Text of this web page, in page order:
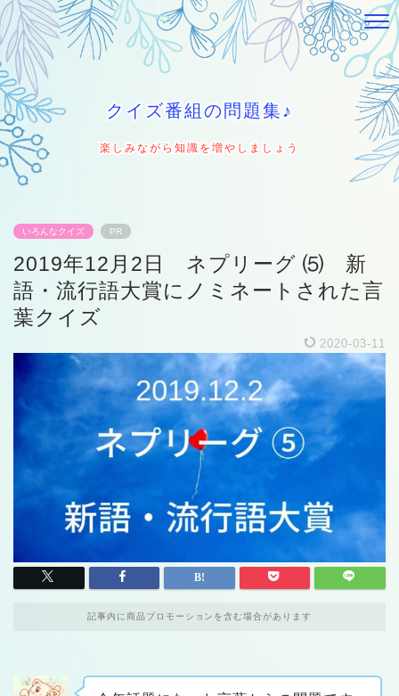
クイズ番組の問題集♪
楽しみながら知識を増やしましょう
いろんなクイズ PR
2019年12月2日 ネプリーグ ⑸ 新
語・流行語大賞にノミネートされた言
葉クイズ
2020-03-11
記事内に商品プロモーションを含む場合があります